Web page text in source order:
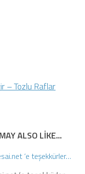
– Tozlu Raflar
ALSO LIKE...